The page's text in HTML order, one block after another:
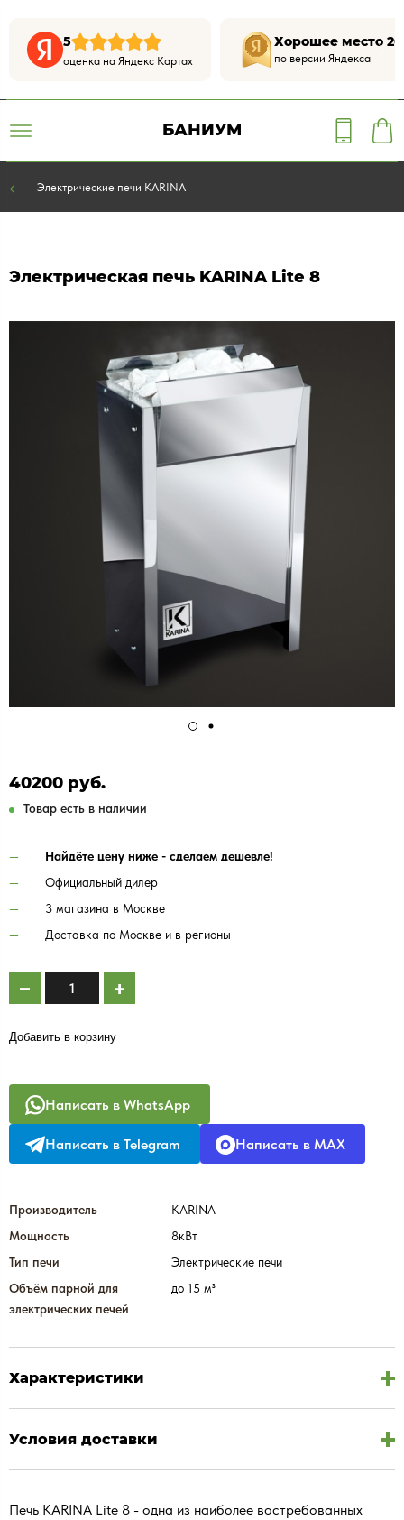
5
оценка на Яндекс Картах
Хорошее место
по версии Яндекса
БАНИУМ
Электрические печи KARINA
Электрическая печь KARINA Lite 8
40200 руб.
Товар есть в наличии
Найдёте цену ниже - сделаем дешевле!
Официальный дилер
3 магазина в Москве
Доставка по Москве и в регионы
Добавить в корзину
Написать в WhatsApp
Написать в Telegram Написать в MAX
Производитель
KARINA
Мощность
8кВт
Тип печи
Электрические печи
Объём парной для
электрических печей
до 15 м³
Характеристики
Условия доставки
Печь KARINA Lite 8 - одна из наиболее востребованных